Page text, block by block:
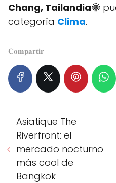
Chang, Tailandia🌞
categoría Clima.
𝐂𝐨𝐦𝐩𝐚𝐫𝐭𝐢𝐫
Asiatique The
Riverfront: el
mercado nocturno
más cool de
Bangkok